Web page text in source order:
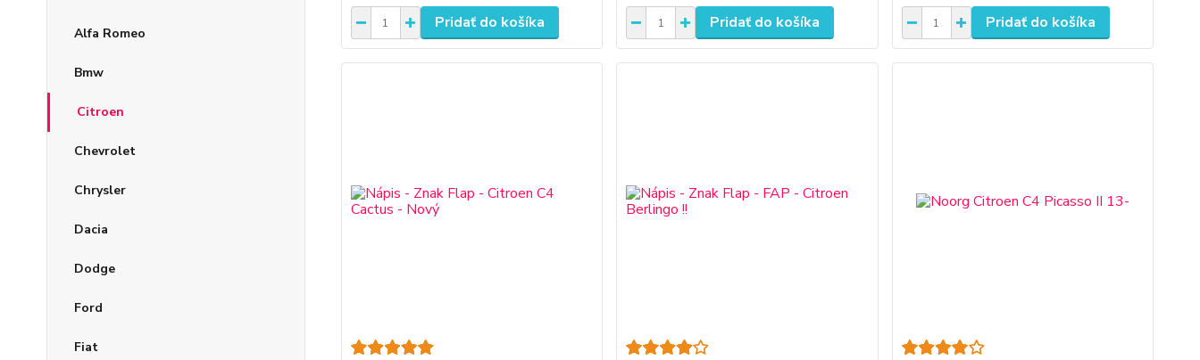
Alfa Romeo
Bmw
Citroen
Chevrolet
Chrysler
Dacia
Dodge
Ford
Fiat
Pridať do košíka Pridať do košíka Pridať do košíka